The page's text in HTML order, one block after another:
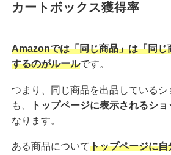
カートボックス獲得率
Amazonでは「同じ商品」は「同じ
するのがルールです。
つまり、同じ商品を出品しているシ
も、
トップページに表示されるシ
なります。
ある商品についてトップページに